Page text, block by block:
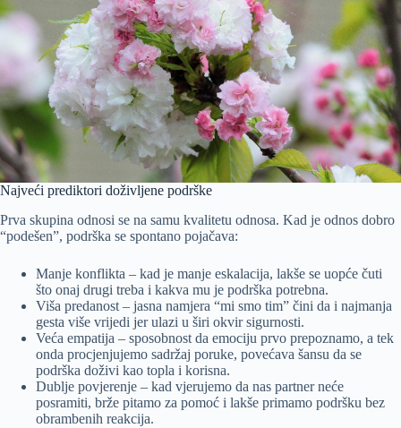
Najveći prediktori doživljene podrške
Prva skupina odnosi se na samu kvalitetu odnosa. Kad je odnos dobro
“podešen”, podrška se spontano pojačava:
Manje konflikta – kad je manje eskalacija, lakše se uopće čuti
što onaj drugi treba i kakva mu je podrška potrebna.
Viša predanost – jasna namjera “mi smo tim” čini da i najmanja
gesta više vrijedi jer ulazi u širi okvir sigurnosti.
Veća empatija – sposobnost da emociju prvo prepoznamo, a tek
onda procjenjujemo sadržaj poruke, povećava šansu da se
podrška doživi kao topla i korisna.
Dublje povjerenje – kad vjerujemo da nas partner neće
posramiti, brže pitamo za pomoć i lakše primamo podršku bez
obrambenih reakcija.